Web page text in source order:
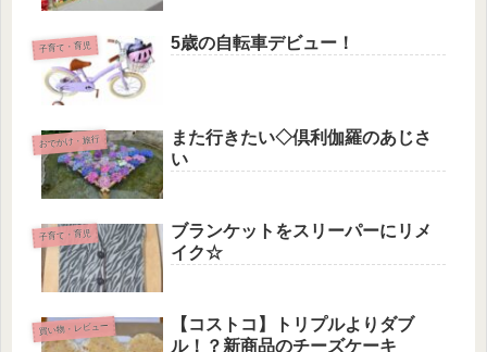
子育て・育児 5歳の自転車デビュー！
おでかけ・旅行
また行きたい◇倶利伽羅のあじさ
い
子育て・育児
ブランケットをスリーパーにリメ
イク☆
買い物・レビュー
【コストコ】トリプルよりダブ
ル！？新商品のチーズケーキ